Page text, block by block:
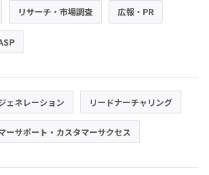
リサーチ・市場調査 広報・PR
ェネレーション リードナーチャリング
ーサポート・カスタマーサクセス